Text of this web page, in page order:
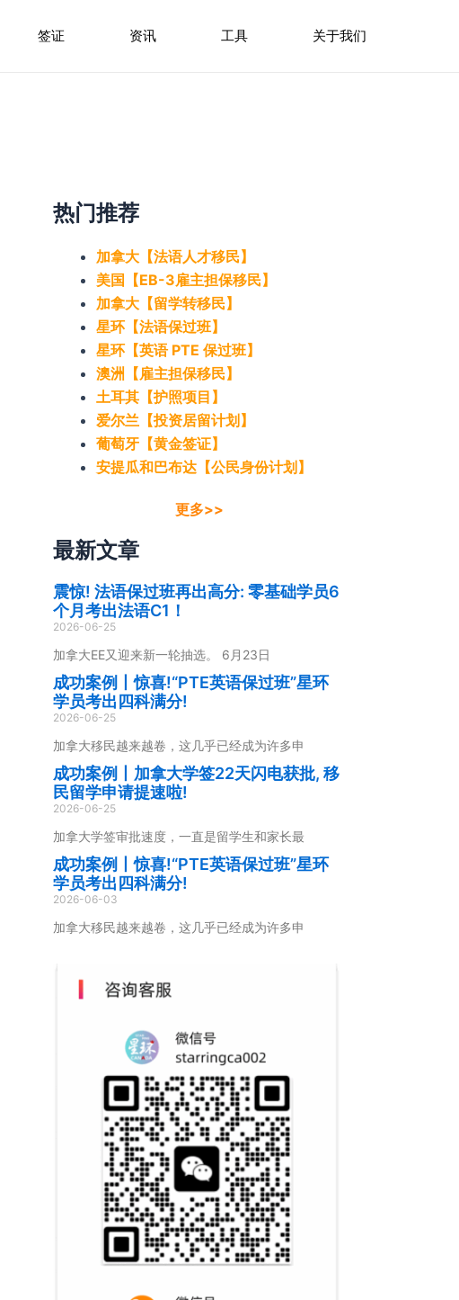
签证 资讯 工具 关于我们
热门推荐
加拿大【法语人才移民】
美国【EB-3雇主担保移民】
加拿大【留学转移民】
星环【法语保过班】
星环【英语 PTE 保过班】
澳洲【雇主担保移民】
土耳其【护照项目】
爱尔兰【投资居留计划】
葡萄牙【黄金签证】
安提瓜和巴布达【公民身份计划】
更多>>
最新文章
震惊! 法语保过班再出高分: 零基础学员6
个月考出法语C1！
2026-06-25
加拿大EE又迎来新一轮抽选。 6月23日
成功案例丨惊喜!“PTE英语保过班”星环
学员考出四科满分!
2026-06-25
加拿大移民越来越卷，这几乎已经成为许多申
成功案例丨加拿大学签22天闪电获批, 移
民留学申请提速啦!
2026-06-25
加拿大学签审批速度，一直是留学生和家长最
成功案例丨惊喜!“PTE英语保过班”星环
学员考出四科满分!
2026-06-03
加拿大移民越来越卷，这几乎已经成为许多申